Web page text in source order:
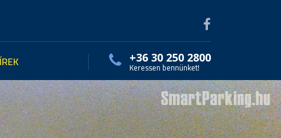
+36 30 250 2800
Keressen bennünket!